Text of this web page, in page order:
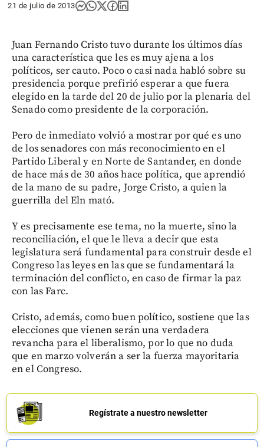
21 de julio de 2013
Juan Fernando Cristo tuvo durante los últimos días
una característica que les es muy ajena a los
políticos, ser cauto. Poco o casi nada habló sobre su
presidencia porque prefirió esperar a que fuera
elegido en la tarde del 20 de julio por la plenaria del
Senado como presidente de la corporación.
Pero de inmediato volvió a mostrar por qué es uno
de los senadores con más reconocimiento en el
Partido Liberal y en Norte de Santander, en donde
de hace más de 30 años hace política, que aprendió
de la mano de su padre, Jorge Cristo, a quien la
guerrilla del Eln mató.
Y es precisamente ese tema, no la muerte, sino la
reconciliación, el que le lleva a decir que esta
legislatura será fundamental para construir desde el
Congreso las leyes en las que se fundamentará la
terminación del conflicto, en caso de firmar la paz
con las Farc.
Cristo, además, como buen político, sostiene que las
elecciones que vienen serán una verdadera
revancha para el liberalismo, por lo que no duda
que en marzo volverán a ser la fuerza mayoritaria
en el Congreso.
Regístrate a nuestro newsletter